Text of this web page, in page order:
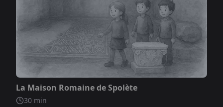
Non inclus
La Maison Romaine de Spolète
30 min